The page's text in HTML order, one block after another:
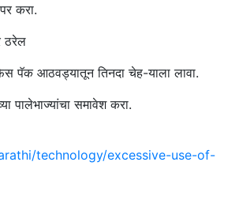
करा.
ठरेल
पॅक आठवड्यातून तिनदा चेह-याला लावा.
पालेभाज्यांचा समावेश करा.
technology/excessive-use-of-